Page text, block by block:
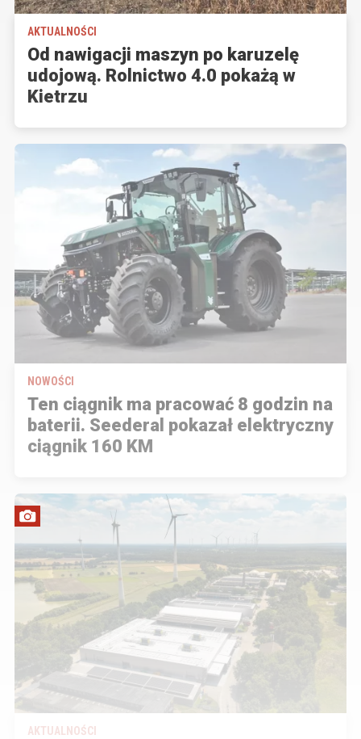
AKTUALNOŚCI
Od nawigacji maszyn po karuzelę
udojową. Rolnictwo 4.0 pokażą w
Kietrzu
NOWOŚCI
Ten ciągnik ma pracować 8 godzin na
baterii. Seederal pokazał elektryczny
ciągnik 160 KM
AKTUALNOŚCI